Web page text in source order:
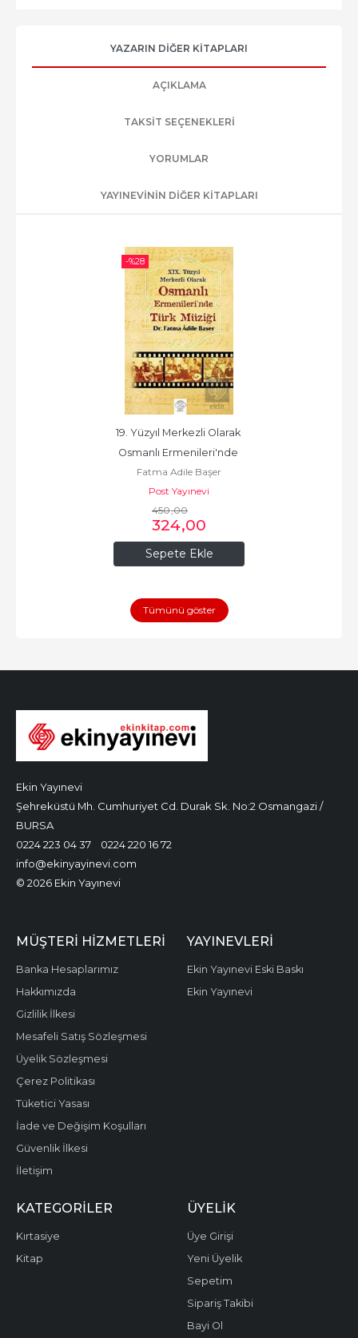
YAZARIN DIĞER KITAPLARI
AÇIKLAMA
TAKSIT SEÇENEKLERI
YORUMLAR
YAYINEVININ DIĞER KITAPLARI
-%28
Sepete Ekle
19. Yüzyıl Merkezli Olarak
Osmanlı Ermenileri'nde
Fatma Adile Başer
Post Yayınevi
450,00
324,00
Tümünü göster
Ekin Yayınevi
Şehreküstü Mh. Cumhuriyet Cd. Durak Sk. No:2 Osmangazi /
BURSA
0224 223 04 37
0224 220 16 72
info@ekinyayinevi.com
© 2026 Ekin Yayınevi
MÜŞTERI HIZMETLERI
Banka Hesaplarımız
Hakkımızda
Gizlilik İlkesi
Mesafeli Satış Sözleşmesi
Üyelik Sözleşmesi
Çerez Politikası
Tüketici Yasası
İade ve Değişim Koşulları
Güvenlik İlkesi
İletişim
YAYINEVLERI
Ekin Yayınevi Eski Baskı
Ekin Yayınevi
KATEGORILER
Kırtasiye
Kitap
ÜYELIK
Üye Girişi
Yeni Üyelik
Sepetim
Sipariş Takibi
Bayi Ol